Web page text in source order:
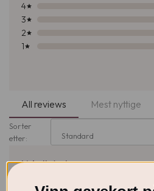
1
2
3
4
All reviews Mest nyttige
Sorter
etter:
Standard
Lisbeth Anderson